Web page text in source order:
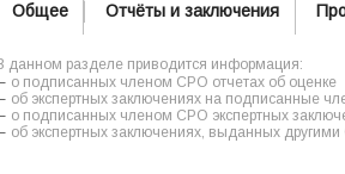
Общее Отчёты и заключения
данном разделе приводится информация:
о подписанных членом СРО отчетах об оценке
об экспертных заключениях на подписанные
о подписанных членом СРО экспертных
об экспертных заключениях, выданных